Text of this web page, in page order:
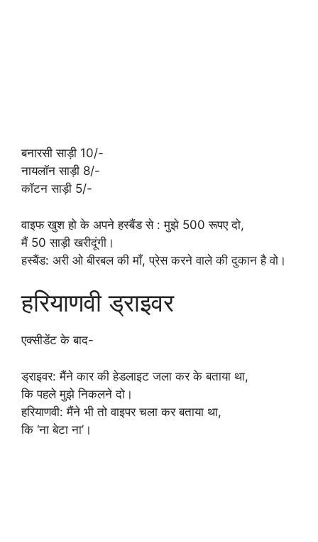
बनारसी साड़ी 10/-
नायलॉन साड़ी 8/-
कॉटन साड़ी 5/-
वाइफ खुश हो के अपने हस्बैंड से : मुझे 500 रूपए दो,
मैं 50 साड़ी खरीदूंगी।
हस्बैंड: अरी ओ बीरबल की माँ, प्रेस करने वाले की दुकान है वो।
हरियाणवी ड्राइवर
एक्सीडेंट के बाद-
ड्राइवर: मैंने कार की हेडलाइट जला कर के बताया था,
कि पहले मुझे निकलने दो।
हरियाणवी: मैंने भी तो वाइपर चला कर बताया था,
कि ‘ना बेटा ना’।